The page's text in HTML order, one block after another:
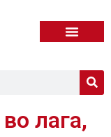
лага,